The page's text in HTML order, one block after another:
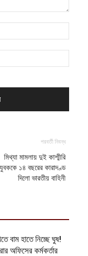
পরবর্তী নিবন্ধ
মিথ্যা মামলায় দুই কাশ্মীরি
যুবককে ১৪ বছরের কারাদণ্ড
দিলো ভারতীয় বাহিনী
বাম হাতে নিচ্ছে ঘুষ!
অফিসের কর্মকর্তার